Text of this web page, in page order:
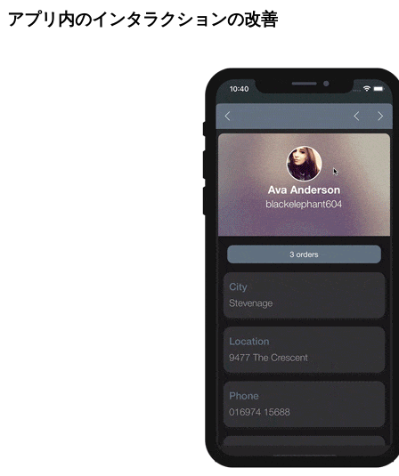
アプリ内のインタラクションの改善